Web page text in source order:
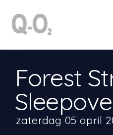
Forest
zaterdag 05 april